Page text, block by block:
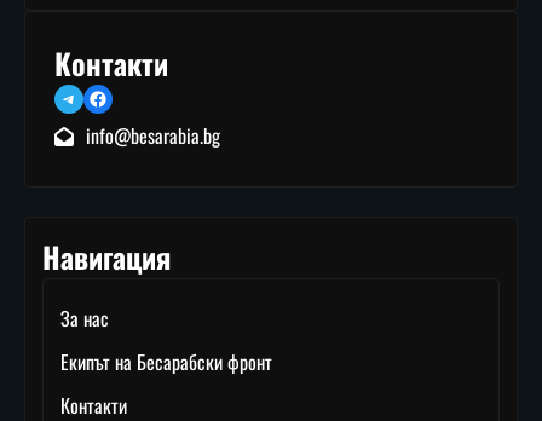
Контакти
TelegramFacebook
info@besarabia.bg
Навигация
За нас
Екипът на Бесарабски фронт
Контакти